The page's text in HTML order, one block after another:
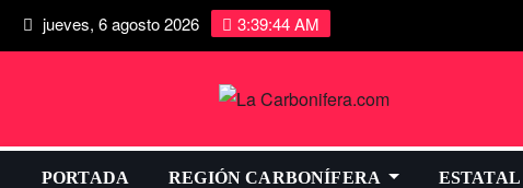
jueves, 6 agosto 2026 3:39:45 AM
PORTADA REGIÓN CARBONÍFERA ESTATAL